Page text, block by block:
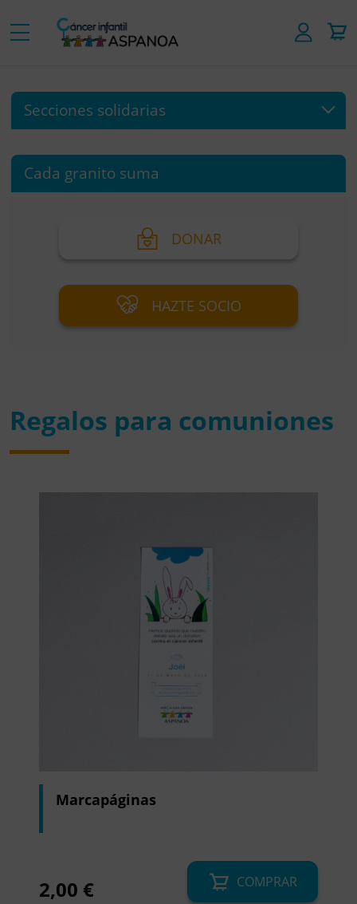
Regalos para comuniones
Marcapáginas
2,00 € COMPRAR
Secciones solidarias
Cada granito suma
DONAR
HAZTE SOCIO